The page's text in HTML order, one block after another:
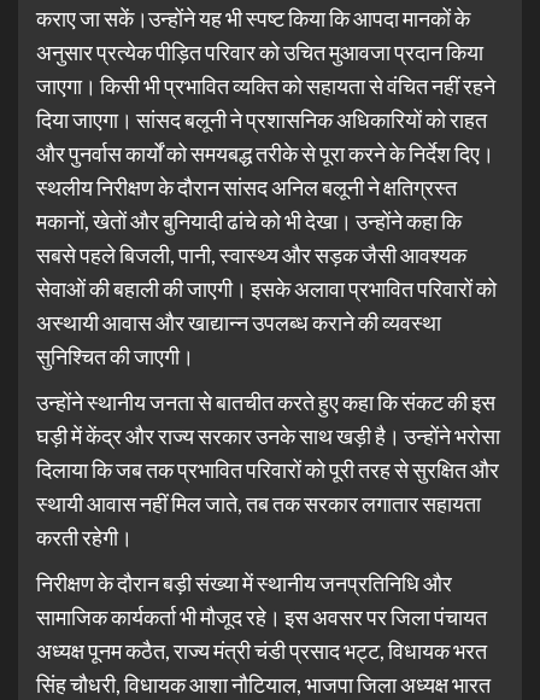
कराए जा सकें।उन्होंने यह भी स्पष्ट किया कि आपदा मानकों के
अनुसार प्रत्येक पीड़ित परिवार को उचित मुआवजा प्रदान किया
जाएगा। किसी भी प्रभावित व्यक्ति को सहायता से वंचित नहीं रहने
दिया जाएगा। सांसद बलूनी ने प्रशासनिक अधिकारियों को राहत
और पुनर्वास कार्यों को समयबद्ध तरीके से पूरा करने के निर्देश दिए।
स्थलीय निरीक्षण के दौरान सांसद अनिल बलूनी ने क्षतिग्रस्त
मकानों, खेतों और बुनियादी ढांचे को भी देखा। उन्होंने कहा कि
सबसे पहले बिजली, पानी, स्वास्थ्य और सड़क जैसी आवश्यक
सेवाओं की बहाली की जाएगी। इसके अलावा प्रभावित परिवारों को
अस्थायी आवास और खाद्यान्न उपलब्ध कराने की व्यवस्था
सुनिश्चित की जाएगी।
उन्होंने स्थानीय जनता से बातचीत करते हुए कहा कि संकट की इस
घड़ी में केंद्र और राज्य सरकार उनके साथ खड़ी है। उन्होंने भरोसा
दिलाया कि जब तक प्रभावित परिवारों को पूरी तरह से सुरक्षित और
स्थायी आवास नहीं मिल जाते, तब तक सरकार लगातार सहायता
करती रहेगी।
निरीक्षण के दौरान बड़ी संख्या में स्थानीय जनप्रतिनिधि और
सामाजिक कार्यकर्ता भी मौजूद रहे। इस अवसर पर जिला पंचायत
अध्यक्ष पूनम कठैत, राज्य मंत्री चंडी प्रसाद भट्ट, विधायक भरत
सिंह चौधरी, विधायक आशा नौटियाल, भाजपा जिला अध्यक्ष भारत